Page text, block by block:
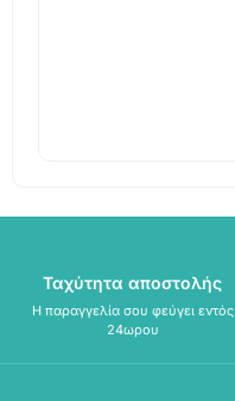
Ταχύτητα αποστολής
Η παραγγελία σου φεύγει εντός
24ωρου